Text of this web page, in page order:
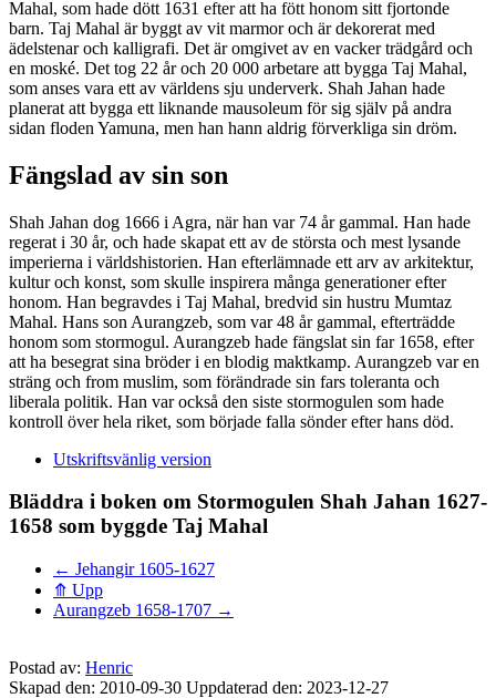
Mahal, som hade dött 1631 efter att ha fött honom sitt fjortonde
barn. Taj Mahal är byggt av vit marmor och är dekorerat med
ädelstenar och kalligrafi. Det är omgivet av en vacker trädgård och
en moské. Det tog 22 år och 20 000 arbetare att bygga Taj Mahal,
som anses vara ett av världens sju underverk. Shah Jahan hade
planerat att bygga ett liknande mausoleum för sig själv på andra
sidan floden Yamuna, men han hann aldrig förverkliga sin dröm.
Fängslad av sin son
Shah Jahan dog 1666 i Agra, när han var 74 år gammal. Han hade
regerat i 30 år, och hade skapat ett av de största och mest lysande
imperierna i världshistorien. Han efterlämnade ett arv av arkitektur,
kultur och konst, som skulle inspirera många generationer efter
honom. Han begravdes i Taj Mahal, bredvid sin hustru Mumtaz
Mahal. Hans son Aurangzeb, som var 48 år gammal, efterträdde
honom som stormogul. Aurangzeb hade fängslat sin far 1658, efter
att ha besegrat sina bröder i en blodig maktkamp. Aurangzeb var en
sträng och from muslim, som förändrade sin fars toleranta och
liberala politik. Han var också den siste stormogulen som hade
kontroll över hela riket, som började falla sönder efter hans död.
Utskriftsvänlig version
Bläddra i boken om Stormogulen Shah Jahan 1627-
1658 som byggde Taj Mahal
← Jehangir 1605-1627
⤊ Upp
Aurangzeb 1658-1707 →
Postad av: Henric
Skapad den: 2010-09-30 Uppdaterad den: 2023-12-27